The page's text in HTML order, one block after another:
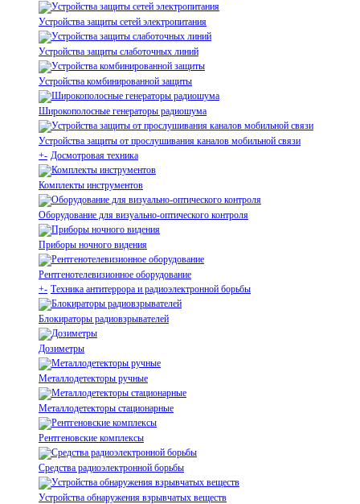
Устройства защиты сетей электропитания
Устройства защиты слаботочных линий
Устройства комбинированной защиты
Широкополосные генераторы радиошума
Устройства защиты от прослушивания каналов мобильной связи
+- Досмотровая техника
Комплекты инструментов
Оборудование для визуально-оптического контроля
Приборы ночного видения
Рентгенотелевизионное оборудование
+- Техника антитеррора и радиоэлектронной борьбы
Блокираторы радиовзрывателей
Дозиметры
Металлодетекторы ручные
Металлодетекторы стационарные
Рентгеновские комплексы
Средства радиоэлектронной борьбы
Устройства обнаружения взрывчатых веществ